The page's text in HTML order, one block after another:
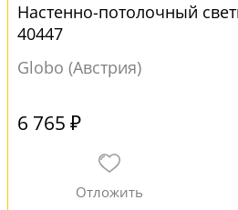
Настенно-потолочный
40447
Globo (Австрия)
6 765 ₽